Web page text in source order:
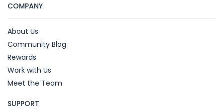
COMPANY
About Us
Community Blog
Rewards
Work with Us
Meet the Team
SUPPORT